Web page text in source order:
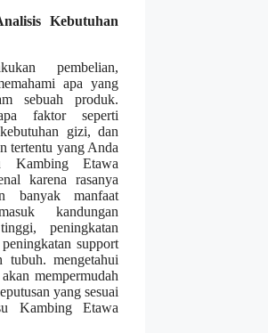
Kebutuhan
pembelian,
apa yang
sebuah produk.
faktor seperti
gizi, dan
tertentu yang Anda
Kambing Etawa
karena rasanya
banyak manfaat
kandungan
peningkatan
support
tubuh. mengetahui
mempermudah
yang sesuai
Kambing Etawa